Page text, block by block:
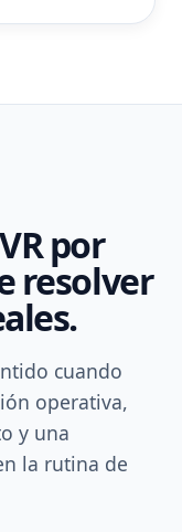
por
resolver
cuando
operativa,
y una
la rutina de